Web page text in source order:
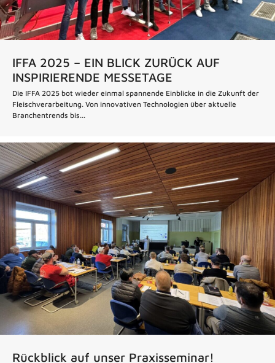
IFFA 2025 – EIN BLICK ZURÜCK AUF
INSPIRIERENDE MESSETAGE
Die IFFA 2025 bot wieder einmal spannende Einblicke in die Zukunft der
Fleischverarbeitung. Von innovativen Technologien über aktuelle
Branchentrends bis...
Rückblick auf unser Praxisseminar!